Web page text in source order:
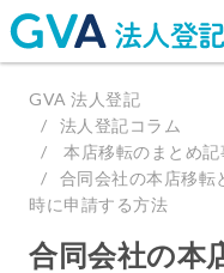
GVA 法人登記
法人登記コラム
本店移転のまとめ記
合同会社の本店移転
時に申請する方法
合同会社の本